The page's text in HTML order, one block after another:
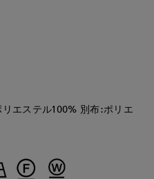
エステル100% 別布:ポリエ